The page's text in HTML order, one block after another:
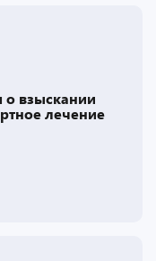
о взыскании
лечение